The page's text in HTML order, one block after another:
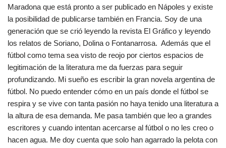
Maradona que está pronto a ser publicado en Nápoles y existe
la posibilidad de publicarse también en Francia. Soy de una
generación que se crió leyendo la revista El Gráfico y leyendo
los relatos de Soriano, Dolina o Fontanarrosa. Además que el
fútbol como tema sea visto de reojo por ciertos espacios de
legitimación de la literatura me da fuerzas para seguir
profundizando. Mi sueño es escribir la gran novela argentina de
fútbol. No puedo entender cómo en un país donde el fútbol se
respira y se vive con tanta pasión no haya tenido una literatura a
la altura de esa demanda. Me pasa también que leo a grandes
escritores y cuando intentan acercarse al fútbol o no les creo o
hacen agua. Me doy cuenta que solo han agarrado la pelota con